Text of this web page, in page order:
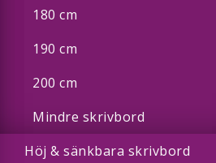
180 cm
190 cm
200 cm
Mindre skrivbord
Höj & sänkbara skrivbord